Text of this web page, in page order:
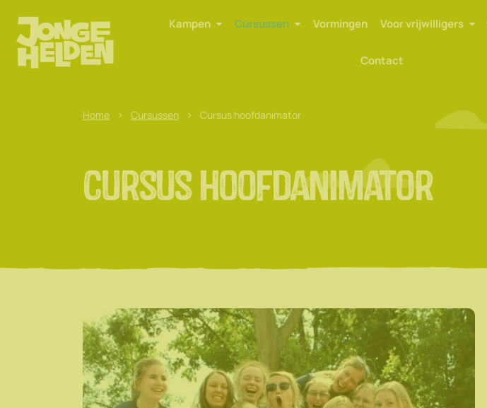
Kampen Cursussen Vormingen Voor vrijwilligers
Contact
Home > Cursussen > Cursus hoofdanimator
Cursus hoofdanimator